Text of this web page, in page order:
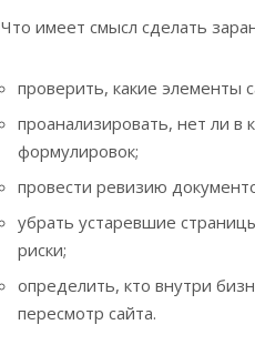
Что имеет смысл сделать
проверить, какие элементы
проанализировать, нет ли
формулировок;
провести ревизию
убрать устаревшие
риски;
определить, кто внутри
пересмотр сайта.